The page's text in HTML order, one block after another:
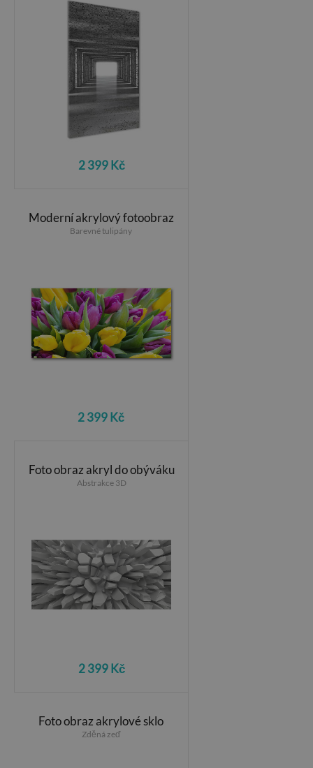
2 399 Kč
Moderní akrylový fotoobraz
Barevné tulipány
2 399 Kč
Foto obraz akryl do obýváku
Abstrakce 3D
2 399 Kč
Foto obraz akrylové sklo
Zděná zeď